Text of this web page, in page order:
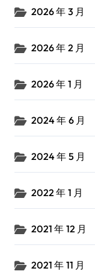
2026 年 3 月
2026 年 2 月
2026 年 1 月
2024 年 6 月
2024 年 5 月
2022 年 1 月
2021 年 12 月
2021 年 11 月